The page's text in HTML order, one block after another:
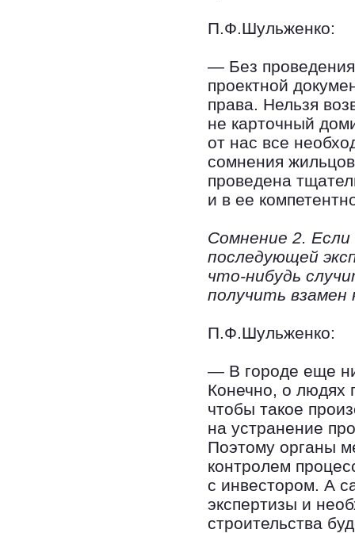
П.Ф.Шульженко:
— Без проведения
проектной
права. Нельзя
не карточный
от нас все
сомнения
проведена
и в ее
Сомнение 2.
последующей
что-нибудь
получить
П.Ф.Шульженко:
— В городе еще
Конечно, о людях
чтобы такое
на устранение
Поэтому органы
контролем
с инвестором. А
экспертизы и
строительства